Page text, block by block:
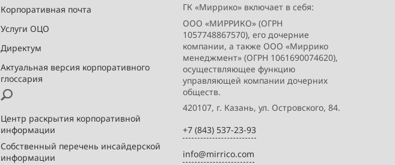
Корпоративная почта
Услуги ОЦО
Директум
Актуальная версия корпоративного
глоссария
Центр раскрытия корпоративной
информации
Собственный перечень инсайдерской
информации
ГК «Миррико» включает в себя:
ООО «МИРРИКО» (ОГРН
1057748867570), его дочерние
компании, а также ООО «Миррико
менеджмент» (ОГРН 1061690074620),
осуществляющее функцию
управляющей компании дочерних
обществ.
420107, г. Казань, ул. Островского, 84.
+7 (843) 537-23-93
info@mirrico.com